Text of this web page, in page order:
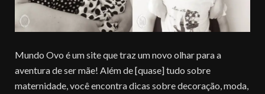
Mundo Ovo é um site que traz um novo olhar para a
aventura de ser mãe! Além de [quase] tudo sobre
maternidade, você encontra dicas sobre decoração, moda,